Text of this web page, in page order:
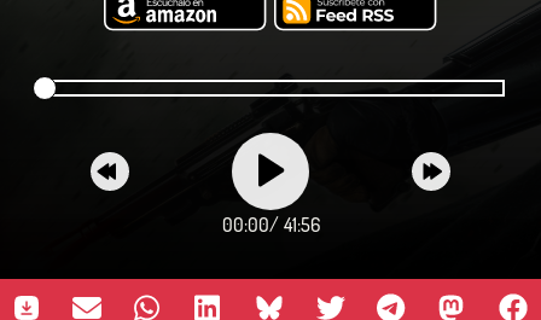
00:00/ 41:56